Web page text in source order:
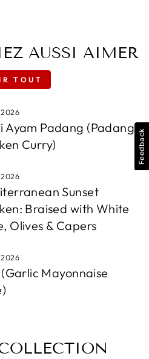
AUSSI AIMER
TOUT
2026
Ayam Padang (Padang
Curry)
2026
Sunset
Braised with White
Olives & Capers
2026
Mayonnaise
Feedback